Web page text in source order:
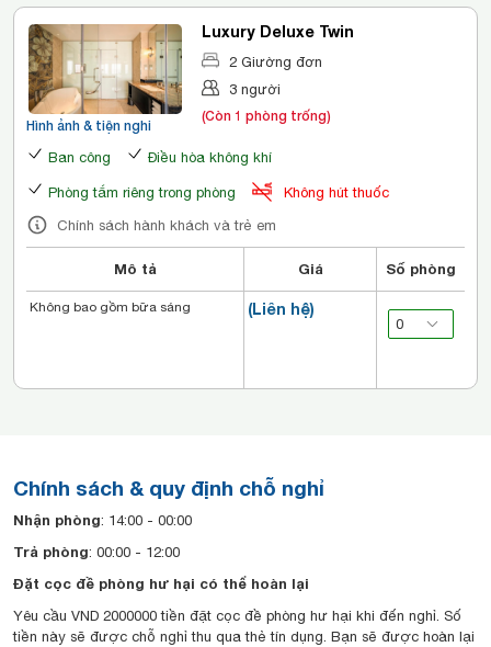
Hình ảnh & tiện nghi
Luxury Deluxe Twin
2 Giường đơn
3 người
(Còn 1 phòng trống)
Ban công Điều hòa không khí
Phòng tắm riêng trong phòng
Không hút thuốc
Chính sách hành khách và trẻ em
Mô tả Giá Số phòng
(Liên hệ)
Không bao gồm bữa sáng
Chính sách & quy định chỗ nghỉ
Nhận phòng: 14:00 - 00:00
Trả phòng: 00:00 - 12:00
Đặt cọc đề phòng hư hại có thể hoàn lại
Yêu cầu VND 2000000 tiền đặt cọc đề phòng hư hại khi đến nghỉ. Số
tiền này sẽ được chỗ nghỉ thu qua thẻ tín dụng. Bạn sẽ được hoàn lại